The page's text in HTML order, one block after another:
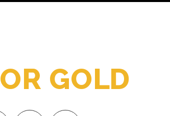
OR GOLD